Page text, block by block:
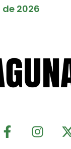
2026